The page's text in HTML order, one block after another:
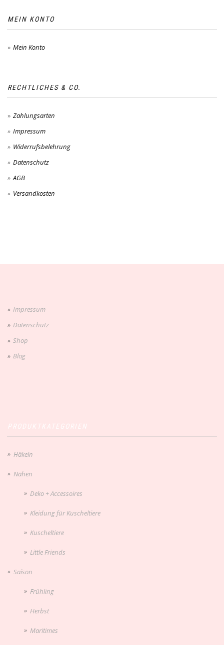
MEIN KONTO
Mein Konto
RECHTLICHES & CO.
Zahlungsarten
Impressum
Widerrufsbelehrung
Datenschutz
AGB
Versandkosten
Impressum
Datenschutz
Shop
Blog
Häkeln
Nähen
Deko + Accessoires
Kleidung für Kuscheltiere
Kuscheltiere
Little Friends
Saison
Frühling
Herbst
Maritimes